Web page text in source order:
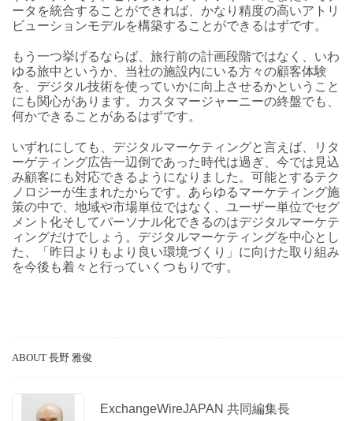
ータを統合することができれば、かなり精度の高いアトリ
ビューションモデルを構築することができるはずです。
もう一つ挙げるならば、旅行前の計画段階ではなく、いわ
ゆる旅中というか、当社の施設内にいる方々の顧客体験
を、デジタル技術を使っていかに向上させるかということ
にも関心があります。カスタマージャーニーの終盤でも、
何かできることがあるはずです。
いずれにしても、デジタルマーケティングと言えば、リタ
ーゲティング広告一辺倒であった時代は過ぎ、今では見込
み顧客にも対応できるようになりました。可能とするテク
ノロジーが生まれたからです。あらゆるマーケティング施
策の中で、地域や市場単位ではなく、ユーザー単位でセグ
メント化そしてパーソナル化できるのはデジタルマーケテ
ィングだけでしょう。デジタルマーケティングを中心とし
た、「昨日よりもより良い環境づくり」に向けた取り組み
を今後も着々と行っていくつもりです。
ABOUT 長野 雅俊
ExchangeWireJAPAN 共同編集長